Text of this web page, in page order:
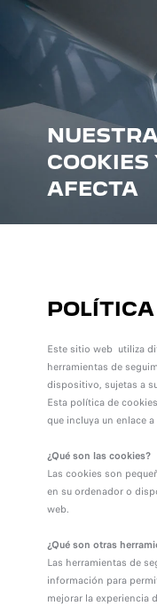
COOKIES
AFECTA
Este sitio web utiliza
herramientas de
dispositivo, sujetas a
Esta política de
que incluya un enlace
¿Qué son las cookies?
Las cookies son
en su ordenador o
web.
¿Qué son otras
Las herramientas de
información para
mejorar la experiencia